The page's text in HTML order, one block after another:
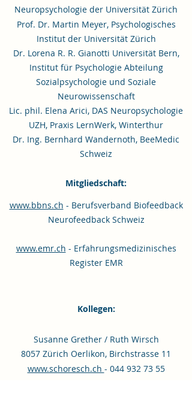
Neuropsychologie der Universität Zürich
Prof. Dr. Martin Meyer, Psychologisches
Institut der Universität Zürich
Dr. Lorena R. R. Gianotti Universität Bern,
Institut für Psychologie Abteilung
Sozialpsychologie und Soziale
Neurowissenschaft
Lic. phil. Elena Arici, DAS Neuropsychologie
UZH, Praxis LernWerk, Winterthur
Dr. Ing. Bernhard Wandernoth, BeeMedic
Schweiz
Mitgliedschaft:
www.bbns.ch - Berufsverband Biofeedback
Neurofeedback Schweiz
www.emr.ch - Erfahrungsmedizinisches
Register EMR
Kollegen:
Susanne Grether / Ruth Wirsch
8057 Zürich Oerlikon, Birchstrasse 11
www.schoresch.ch - 044 932 73 55